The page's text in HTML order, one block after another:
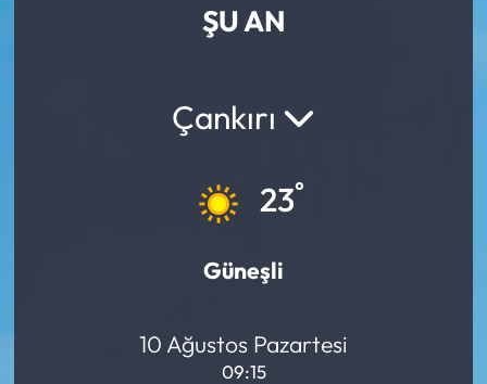
ŞU AN
Çankırı
23°
Güneşli
10 Ağustos Pazartesi
09:15
Yargı Kararları